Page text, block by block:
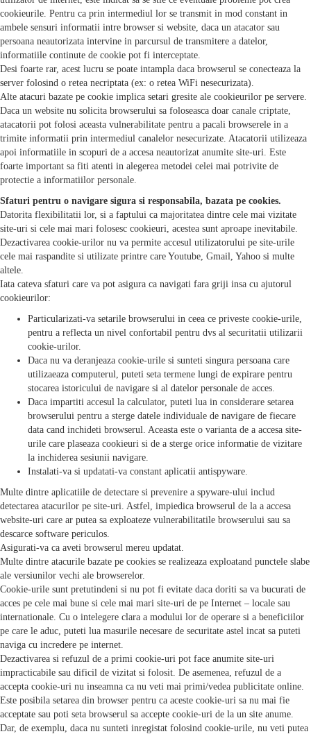
cookieurile. Pentru ca prin intermediul lor se transmit in mod constant in
ambele sensuri informatii intre browser si website, daca un atacator sau
persoana neautorizata intervine in parcursul de transmitere a datelor,
informatiile continute de cookie pot fi interceptate.
Desi foarte rar, acest lucru se poate intampla daca browserul se conecteaza la
server folosind o retea necriptata (ex: o retea WiFi nesecurizata).
Alte atacuri bazate pe cookie implica setari gresite ale cookieurilor pe servere.
Daca un website nu solicita browserului sa foloseasca doar canale criptate,
atacatorii pot folosi aceasta vulnerabilitate pentru a pacali browserele in a
trimite informatii prin intermediul canalelor nesecurizate. Atacatorii utilizeaza
apoi informatiile in scopuri de a accesa neautorizat anumite site-uri. Este
foarte important sa fiti atenti in alegerea metodei celei mai potrivite de
protectie a informatiilor personale.
Sfaturi pentru o navigare sigura si responsabila, bazata pe cookies.
Datorita flexibilitatii lor, si a faptului ca majoritatea dintre cele mai vizitate
site-uri si cele mai mari folosesc cookieuri, acestea sunt aproape inevitabile.
Dezactivarea cookie-urilor nu va permite accesul utilizatorului pe site-urile
cele mai raspandite si utilizate printre care Youtube, Gmail, Yahoo si multe
altele.
Iata cateva sfaturi care va pot asigura ca navigati fara griji insa cu ajutorul
cookieurilor:
Particularizati-va setarile browserului in ceea ce priveste cookie-urile,
pentru a reflecta un nivel confortabil pentru dvs al securitatii utilizarii
cookie-urilor.
Daca nu va deranjeaza cookie-urile si sunteti singura persoana care
utilizaeaza computerul, puteti seta termene lungi de expirare pentru
stocarea istoricului de navigare si al datelor personale de acces.
Daca impartiti accesul la calculator, puteti lua in considerare setarea
browserului pentru a sterge datele individuale de navigare de fiecare
data cand inchideti browserul. Aceasta este o varianta de a accesa site-
urile care plaseaza cookieuri si de a sterge orice informatie de vizitare
la inchiderea sesiunii navigare.
Instalati-va si updatati-va constant aplicatii antispyware.
Multe dintre aplicatiile de detectare si prevenire a spyware-ului includ
detectarea atacurilor pe site-uri. Astfel, impiedica browserul de la a accesa
website-uri care ar putea sa exploateze vulnerabilitatile browserului sau sa
descarce software periculos.
Asigurati-va ca aveti browserul mereu updatat.
Multe dintre atacurile bazate pe cookies se realizeaza exploatand punctele slabe
ale versiunilor vechi ale browserelor.
Cookie-urile sunt pretutindeni si nu pot fi evitate daca doriti sa va bucurati de
acces pe cele mai bune si cele mai mari site-uri de pe Internet – locale sau
internationale. Cu o intelegere clara a modului lor de operare si a beneficiilor
pe care le aduc, puteti lua masurile necesare de securitate astel incat sa puteti
naviga cu incredere pe internet.
Dezactivarea si refuzul de a primi cookie-uri pot face anumite site-uri
impracticabile sau dificil de vizitat si folosit. De asemenea, refuzul de a
accepta cookie-uri nu inseamna ca nu veti mai primi/vedea publicitate online.
Este posibila setarea din browser pentru ca aceste cookie-uri sa nu mai fie
acceptate sau poti seta browserul sa accepte cookie-uri de la un site anume.
Dar, de exemplu, daca nu sunteti inregistat folosind cookie-urile, nu veti putea